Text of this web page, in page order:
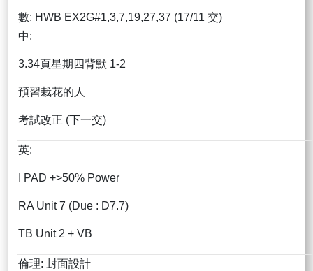
數: HWB EX2G#1,3,7,19,27,37 (17/11 交)
中:
3.34頁星期四背默 1-2
預習栽花的人
考試改正 (下一交)
英:
I PAD +>50% Power
RA Unit 7 (Due : D7.7)
TB Unit 2 + VB
倫理: 封面設計